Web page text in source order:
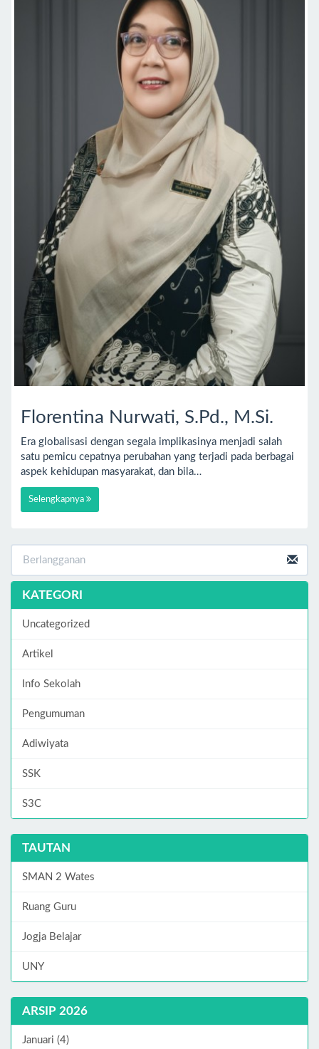
Florentina Nurwati, S.Pd., M.Si.
Era globalisasi dengan segala implikasinya menjadi salah
satu pemicu cepatnya perubahan yang terjadi pada berbagai
aspek kehidupan masyarakat, dan bila…
Selengkapnya
KATEGORI
Uncategorized
Artikel
Info Sekolah
Pengumuman
Adiwiyata
SSK
S3C
TAUTAN
SMAN 2 Wates
Ruang Guru
Jogja Belajar
UNY
ARSIP 2026
Januari (4)